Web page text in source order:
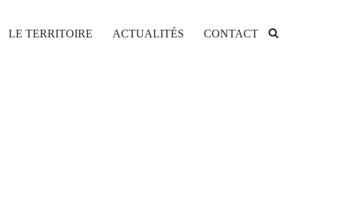
LE TERRITOIRE ACTUALITÉS CONTACT